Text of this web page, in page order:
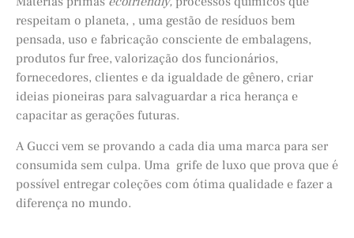
respeitam o planeta, , uma gestão de resíduos bem
pensada, uso e fabricação consciente de embalagens,
produtos fur free, valorização dos funcionários,
fornecedores, clientes e da igualdade de gênero, criar
ideias pioneiras para salvaguardar a rica herança e
capacitar as gerações futuras.
A Gucci vem se provando a cada dia uma marca para ser
consumida sem culpa. Uma grife de luxo que prova que é
possível entregar coleções com ótima qualidade e fazer a
diferença no mundo.